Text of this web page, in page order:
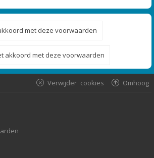
Omhoog
Verwijder cookies